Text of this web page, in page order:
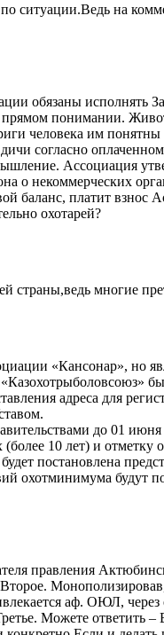
ситуации.Ведь на
обязаны исполнять
прямом понимании.
человека им
согласно
Ассоциация
о некоммерческих
платит взнос
охотарей?
страны,ведь многие
«Кансонар», но
адреса для
до 01
10 лет) и
постановлена
охотминимума
правления
Монополизировав,
аф. ОЮЛ,
Можете